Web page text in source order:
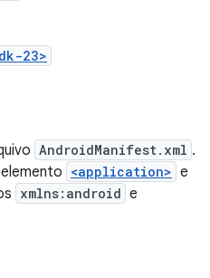
23>
AndroidManifest.xml .
<application> e
xmlns:android e